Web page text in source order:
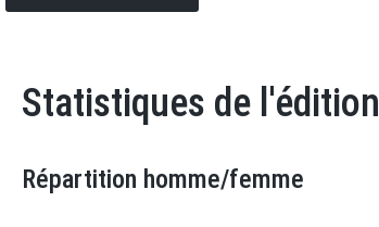
Statistiques de l'édition
Répartition homme/femme